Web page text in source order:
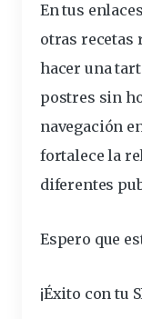
En tus
otras recetas
hacer una
postres sin
navegación
fortalece la
diferentes
Espero que
¡Éxito con tu